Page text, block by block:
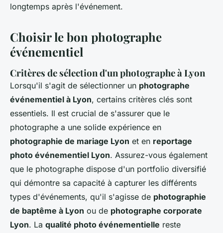
longtemps après l'événement.
Choisir le bon photographe
événementiel
Critères de sélection d'un photographe à Lyon
Lorsqu'il s'agit de sélectionner un photographe
événementiel à Lyon, certains critères clés sont
essentiels. Il est crucial de s'assurer que le
photographe a une solide expérience en
photographie de mariage Lyon et en reportage
photo événementiel Lyon. Assurez-vous également
que le photographe dispose d'un portfolio diversifié
qui démontre sa capacité à capturer les différents
types d'événements, qu'il s'agisse de photographie
de baptême à Lyon ou de photographe corporate
Lyon. La qualité photo événementielle reste